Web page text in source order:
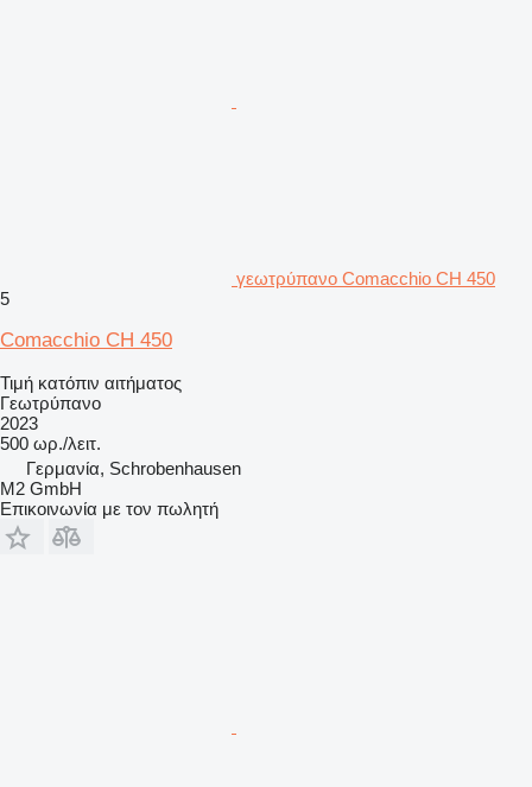
γεωτρύπανο Comacchio CH 450
5
Comacchio CH 450
Τιμή κατόπιν αιτήματος
Γεωτρύπανο
2023
500 ωρ./λειτ.
Γερμανία, Schrobenhausen
M2 GmbH
Επικοινωνία με τον πωλητή